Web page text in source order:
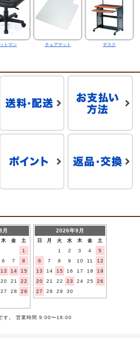
トマン チェアマット デスク
木 金
土
1
6 7
8
13 14
15
20 21
22
27 28
29
2026年9月
日 月 火 水 木 金
土
1
2 3 4
5
6
7 8 9 10 11
12
13
14 15 16 17 18
19
20
21 22 23 24 25
26
27
28 29 30
す。 営業時間 9:00〜18:00